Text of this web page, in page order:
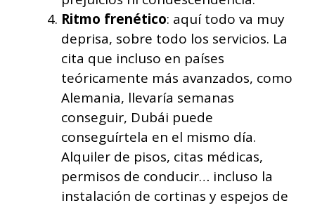
Ritmo frenético: aquí todo va muy
deprisa, sobre todo los servicios. La
cita que incluso en países
teóricamente más avanzados, como
Alemania, llevaría semanas
conseguir, Dubái puede
conseguírtela en el mismo día.
Alquiler de pisos, citas médicas,
permisos de conducir… incluso la
instalación de cortinas y espejos de